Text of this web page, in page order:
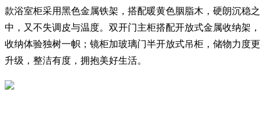
款浴室柜采用黑色金属铁架，搭配暖黄色胭脂木，硬朗沉稳之
中，又不失调皮与温度。双开门主柜搭配开放式金属收纳架，
收纳体验独树一帜；镜柜加玻璃门半开放式吊柜，储物力度更
升级，整洁有度，拥抱美好生活。